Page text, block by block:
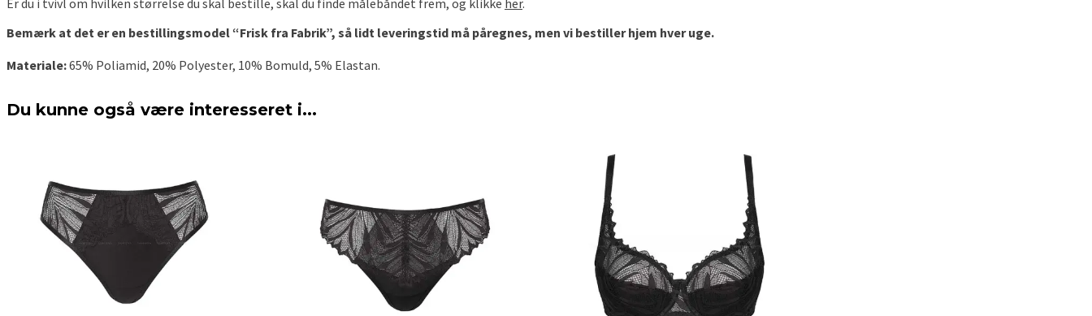
Bemærk at det er en bestillingsmodel “Frisk fra Fabrik”, så lidt leveringstid må påregnes, men vi bestiller hjem hver uge.
Materiale:65% Poliamid, 20% Polyester, 10% Bomuld, 5% Elastan.
Du kunne også være interesseret i...